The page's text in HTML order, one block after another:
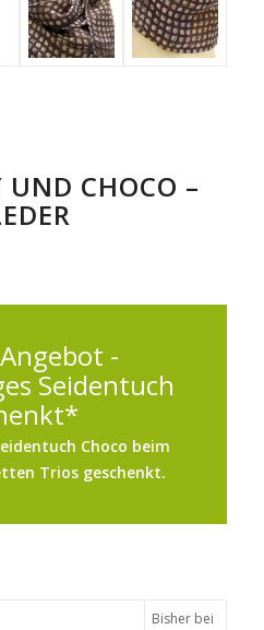
CHOCO –
-
Seidentuch
Choco beim
Trios geschenkt.
Bisher bei